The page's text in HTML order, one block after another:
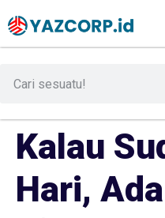
Kalau
Hari,